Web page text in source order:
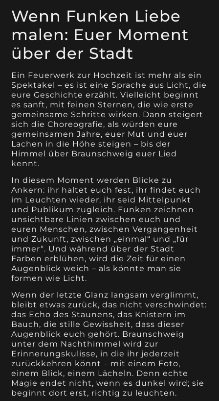
Wenn Funken Liebe
malen: Euer Moment
über der Stadt
Ein Feuerwerk zur Hochzeit ist mehr als ein
Spektakel – es ist eine Sprache aus Licht, die
eure Geschichte erzählt. Vielleicht beginnt
es sanft, mit feinen Sternen, die wie erste
gemeinsame Schritte wirken. Dann steigert
sich die Choreografie, als würden eure
gemeinsamen Jahre, euer Mut und euer
Lachen in die Höhe steigen – bis der
Himmel über Braunschweig euer Lied
kennt.
In diesem Moment werden Blicke zu
Ankern: ihr haltet euch fest, ihr findet euch
im Leuchten wieder, ihr seid Mittelpunkt
und Publikum zugleich. Funken zeichnen
unsichtbare Linien zwischen euch und
euren Menschen, zwischen Vergangenheit
und Zukunft, zwischen „einmal“ und „für
immer“. Und während über der Stadt
Farben erblühen, wird die Zeit für einen
Augenblick weich – als könnte man sie
formen wie Licht.
Wenn der letzte Glanz langsam verglimmt,
bleibt etwas zurück, das nicht verschwindet:
das Echo des Staunens, das Knistern im
Bauch, die stille Gewissheit, dass dieser
Augenblick euch gehört. Braunschweig
unter dem Nachthimmel wird zur
Erinnerungskulisse, in die ihr jederzeit
zurückkehren könnt – mit einem Foto,
einem Blick, einem Lächeln. Denn echte
Magie endet nicht, wenn es dunkel wird; sie
beginnt dort erst, richtig zu leuchten.